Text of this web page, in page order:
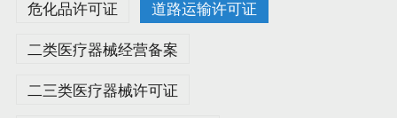
危化品许可证
道路运输许可证
二类医疗器械经营备案
二三类医疗器械许可证